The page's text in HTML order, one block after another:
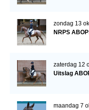
zondag 13
NRPS
zaterdag 12
Uitslag
maandag 7